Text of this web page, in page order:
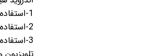
1-استفاده از نقطه اتصال و به اشتراک گذاری اینترنت گوشی
2-استفاده از مودم جیبی همراه
3-استفاده از مودم های دانگل 3Gو 4G یو اس بی